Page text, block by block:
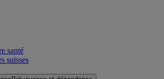
santé
suisses